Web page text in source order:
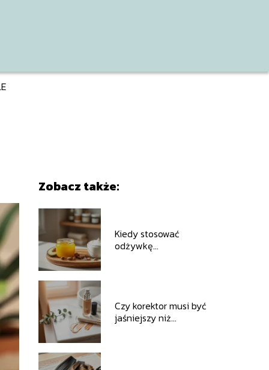
Zobacz także:
Kiedy stosować
odżywkę
Czy korektor musi być
jaśniejszy niż